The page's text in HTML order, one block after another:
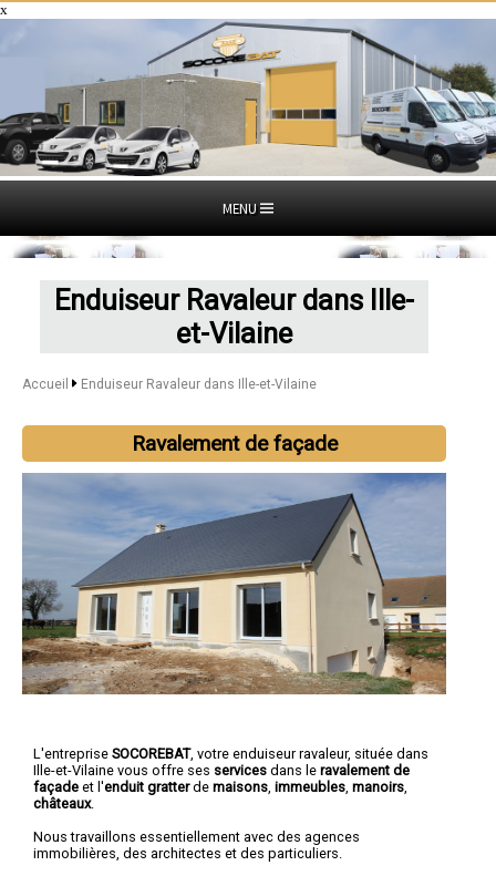
x
MENU
Enduiseur Ravaleur dans Ille-
et-Vilaine
Accueil Enduiseur Ravaleur dans Ille-et-Vilaine
Ravalement de façade
L'entreprise SOCOREBAT, votre enduiseur ravaleur, située dans
Ille-et-Vilaine vous offre ses services dans le ravalement de
façade et l'enduit gratterde maisons immeubles manoirs
châteaux.
Nous travaillons essentiellement avec des agences
immobilières, des architectes et des particuliers.